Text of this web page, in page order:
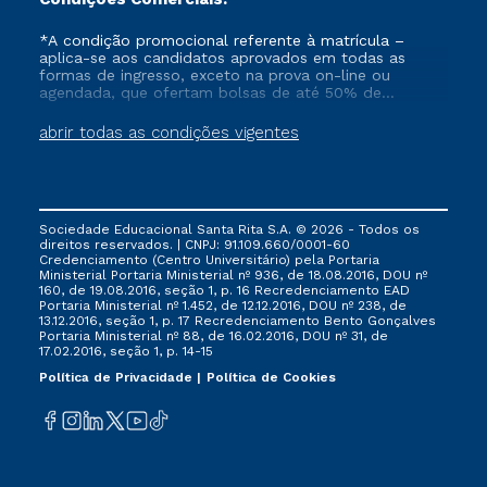
abrir todas as condições vigentes
*A condição promocional referente à matrícula –
aplica-se aos candidatos aprovados em todas as
formas de ingresso, exceto na prova on-line ou
agendada, que ofertam bolsas de até 50% de
que ainda não tenham efetivado e/ou não tenham
cancelado ou trancado sua matrícula em uma das
FIES, Prouni e outros programas governamentais, e
não se acumula com nenhuma outra campanha
ofertada pela Instituição.
Sociedade Educacional Santa Rita S.A. © 2026 - Todos os
direitos reservados. | CNPJ: 91.109.660/0001-60
Credenciamento (Centro Universitário) pela Portaria
Ministerial Portaria Ministerial nº 936, de 18.08.2016, DOU nº
160, de 19.08.2016, seção 1, p. 16 Recredenciamento EAD
Portaria Ministerial nº 1.452, de 12.12.2016, DOU nº 238, de
13.12.2016, seção 1, p. 17 Recredenciamento Bento Gonçalves
Portaria Ministerial nº 88, de 16.02.2016, DOU nº 31, de
17.02.2016, seção 1, p. 14-15
Política de Privacidade
Política de Cookies